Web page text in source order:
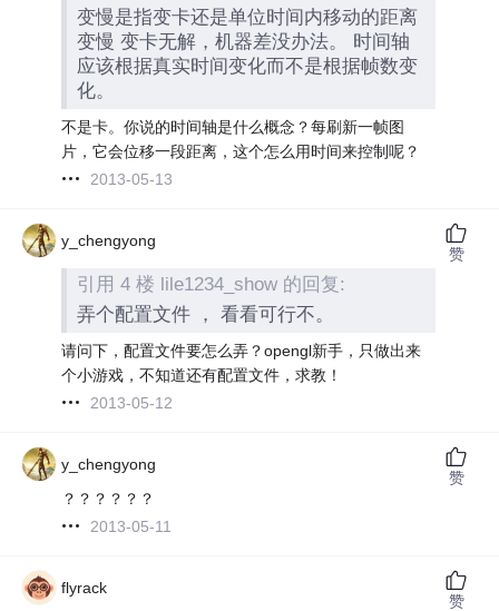
变慢是指变卡还是单位时间内移动的距离
变慢 变卡无解，机器差没办法。 时间轴
应该根据真实时间变化而不是根据帧数变
化。
不是卡。你说的时间轴是什么概念？每刷新一帧图
片，它会位移一段距离，这个怎么用时间来控制呢？
2013-05-13
y_chengyong
引用 4 楼 lile1234_show 的回复:
弄个配置文件 ， 看看可行不。
请问下，配置文件要怎么弄？opengl新手，只做出来
个小游戏，不知道还有配置文件，求教！
2013-05-12
赞
y_chengyong
？？？？？？
2013-05-11
赞
flyrack
赞